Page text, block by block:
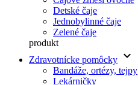
Detské čaje
Jednobylinné čaje
Zelené čaje
produkt
Zdravotnícke pomôcky keyboard_arrow_down
Bandáže, ortézy, tejpy
Lekárničky